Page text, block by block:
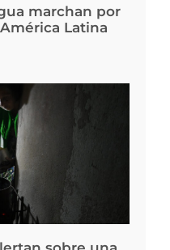
marchan por
Latina